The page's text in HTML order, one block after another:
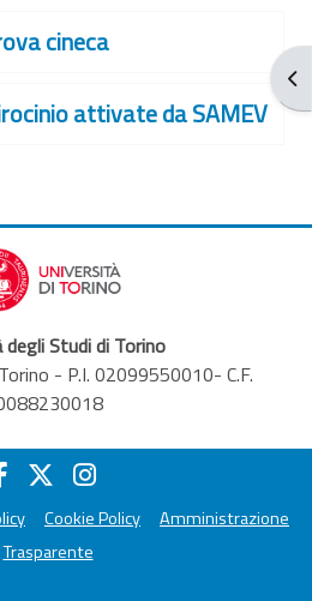
cineca
attivate da SAMEV
Studi di Torino
- P.I. 02099550010- C.F.
Cookie Policy
Amministrazione
Trasparente